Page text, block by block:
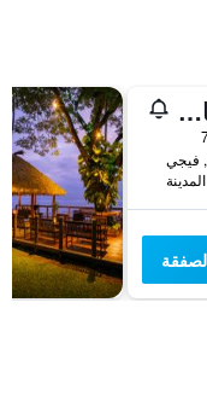
نوفوتيل سوفا لامي باي